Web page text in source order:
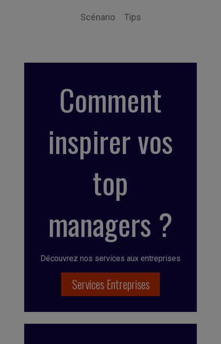
Scénario Tips
Comment
inspirer vos
top
managers ?
Découvrez nos services aux entreprises
Services Entreprises